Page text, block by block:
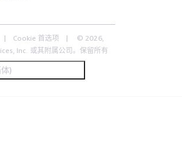
Cookie 首选项
© 2026,
Inc. 或其附属公司。保留所有
)